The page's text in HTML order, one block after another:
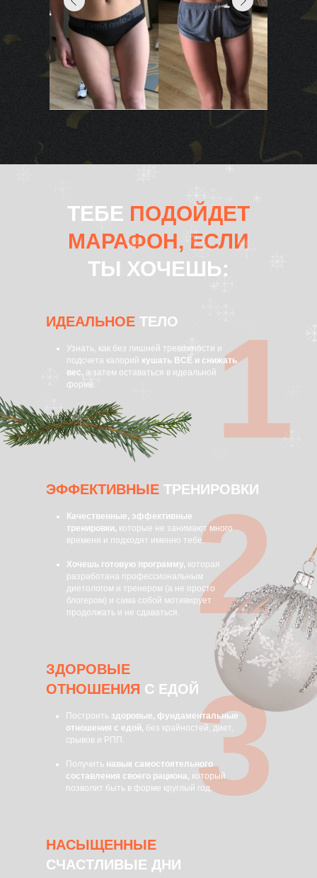
3
1
2
Узнать, как без лишней тревожности и
подсчета калорий кушать ВСЁ и снижать
вес, а затем оставаться в идеальной
форме.
Качественные, эффективные
тренировки, которые не занимают много
времени и подходят именно тебе.
Хочешь готовую программу, которая
разработана профессиональным
диетологом и тренером (а не просто
блогером) и сама собой мотивирует
продолжать и не сдаваться.
ИДЕАЛЬНОЕ ТЕЛО
ЭФФЕКТИВНЫЕ ТРЕНИРОВКИ
ТЕБЕ ПОДОЙДЕТ
МАРАФОН, ЕСЛИ
ТЫ ХОЧЕШЬ:
Построить здоровые, фундаментальные
отношения с едой, без крайностей, диет,
срывов и РПП.
Получить навык самостоятельного
составления своего рациона, который
позволит быть в форме круглый год.
ЗДОРОВЫЕ
ОТНОШЕНИЯ С ЕДОЙ
НАСЫЩЕННЫЕ
СЧАСТЛИВЫЕ ДНИ